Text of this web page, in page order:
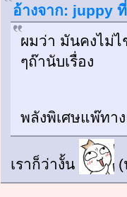
อ้างจาก: juppy
ผมว่า มันคงไม่ไ
ๆถ๊านับเรื่อง
พลังพิเศษแพ๊ทา
เราก็ว่างั้น (